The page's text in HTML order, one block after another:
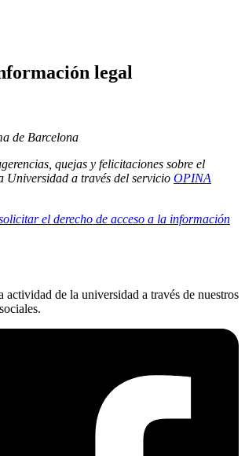
legal
de Barcelona
quejas y felicitaciones sobre el
Universidad a través del servicio OPINA
el derecho de acceso a la información
actividad de la universidad a través de nuestros